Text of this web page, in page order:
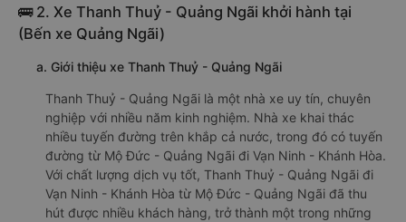
🚌 2. Xe Thanh Thuỷ - Quảng Ngãi khởi hành tại
(Bến xe Quảng Ngãi)
a. Giới thiệu xe Thanh Thuỷ - Quảng Ngãi
Thanh Thuỷ - Quảng Ngãi là một nhà xe uy tín, chuyên
nghiệp với nhiều năm kinh nghiệm. Nhà xe khai thác
nhiều tuyến đường trên khắp cả nước, trong đó có tuyến
đường từ Mộ Đức - Quảng Ngãi đi Vạn Ninh - Khánh Hòa.
Với chất lượng dịch vụ tốt, Thanh Thuỷ - Quảng Ngãi đi
Vạn Ninh - Khánh Hòa từ Mộ Đức - Quảng Ngãi đã thu
hút được nhiều khách hàng, trở thành một trong những